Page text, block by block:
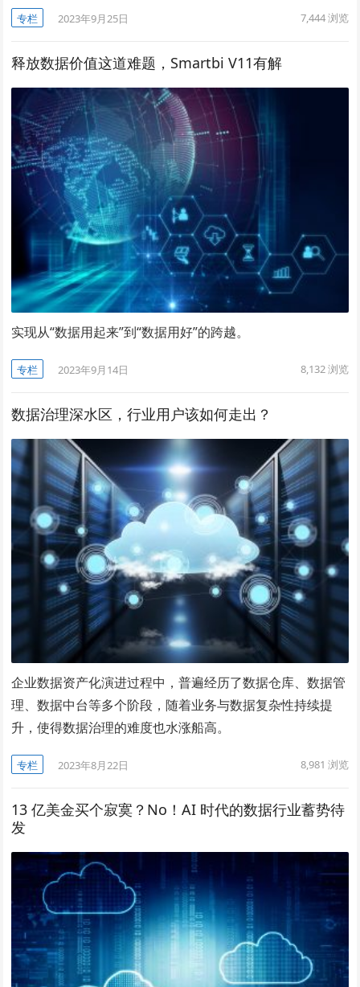
专栏 2023年9月25日 7,444浏览
释放数据价值这道难题，Smartbi V11有解
实现从“数据用起来”到“数据用好”的跨越。
专栏 2023年9月14日 8,132浏览
数据治理深水区，行业用户该如何走出？
企业数据资产化演进过程中，普遍经历了数据仓库、数据管
理、数据中台等多个阶段，随着业务与数据复杂性持续提
升，使得数据治理的难度也水涨船高。
专栏 2023年8月22日 8,981 浏览
13 亿美金买个寂寞？No！AI 时代的数据行业蓄势待
发